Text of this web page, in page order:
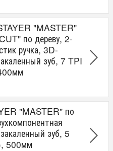
"MASTER"
по дереву, 2-
ручка, 3D-
зуб, 7 TPI
"MASTER" по
зуб, 5
500мм